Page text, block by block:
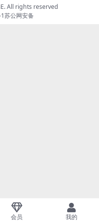
All rights reserved
苏公网安备
会员 我的